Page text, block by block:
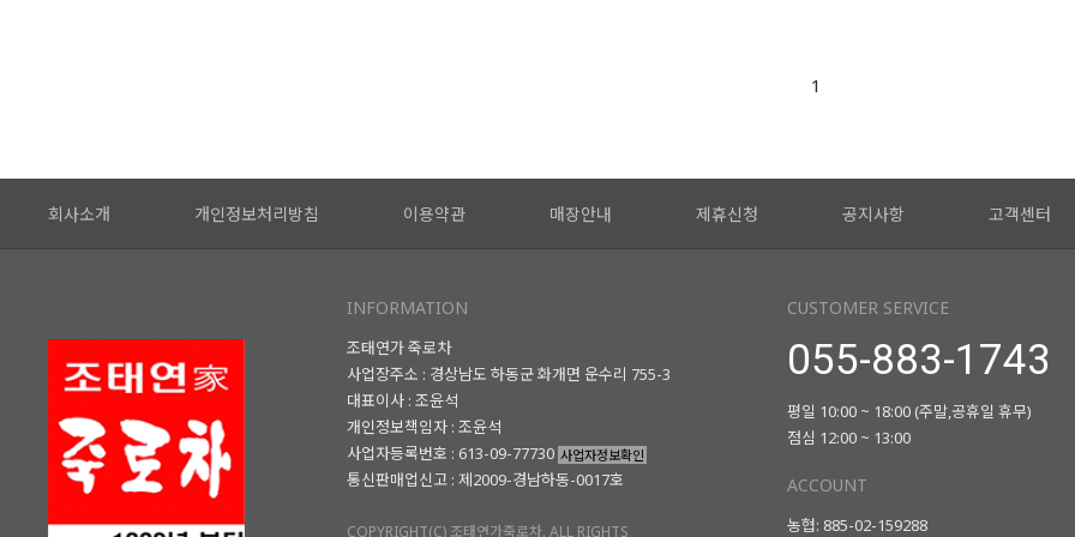
1
회사소개 개인정보처리방침 이용약관 매장안내 제휴신청 공지사항 고객센터
INFORMATION
조태연가 죽로차
사업장주소 : 경상남도 하동군 화개면 운수리 755-3
대표이사 : 조윤석
개인정보책임자 : 조윤석
사업자등록번호 : 613-09-77730 사업자정보확인
통신판매업신고 : 제2009-경남하동-0017호
COPYRIGHT(C) 조태연가죽로차. ALL RIGHTS
CUSTOMER SERVICE
055-883-1743
평일 10:00 ~ 18:00 (주말,공휴일 휴무)
점심 12:00 ~ 13:00
ACCOUNT
농협: 885-02-159288